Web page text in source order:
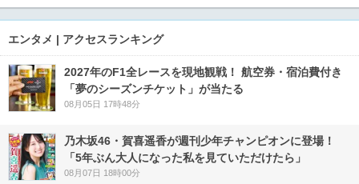
エンタメ | アクセスランキング
2027年のF1全レースを現地観戦！ 航空券・宿泊費付き
「夢のシーズンチケット」が当たる
08月05日 17時48分
乃木坂46・賀喜遥香が週刊少年チャンピオンに登場！
「5年ぶん大人になった私を見ていただけたら」
08月07日 18時00分